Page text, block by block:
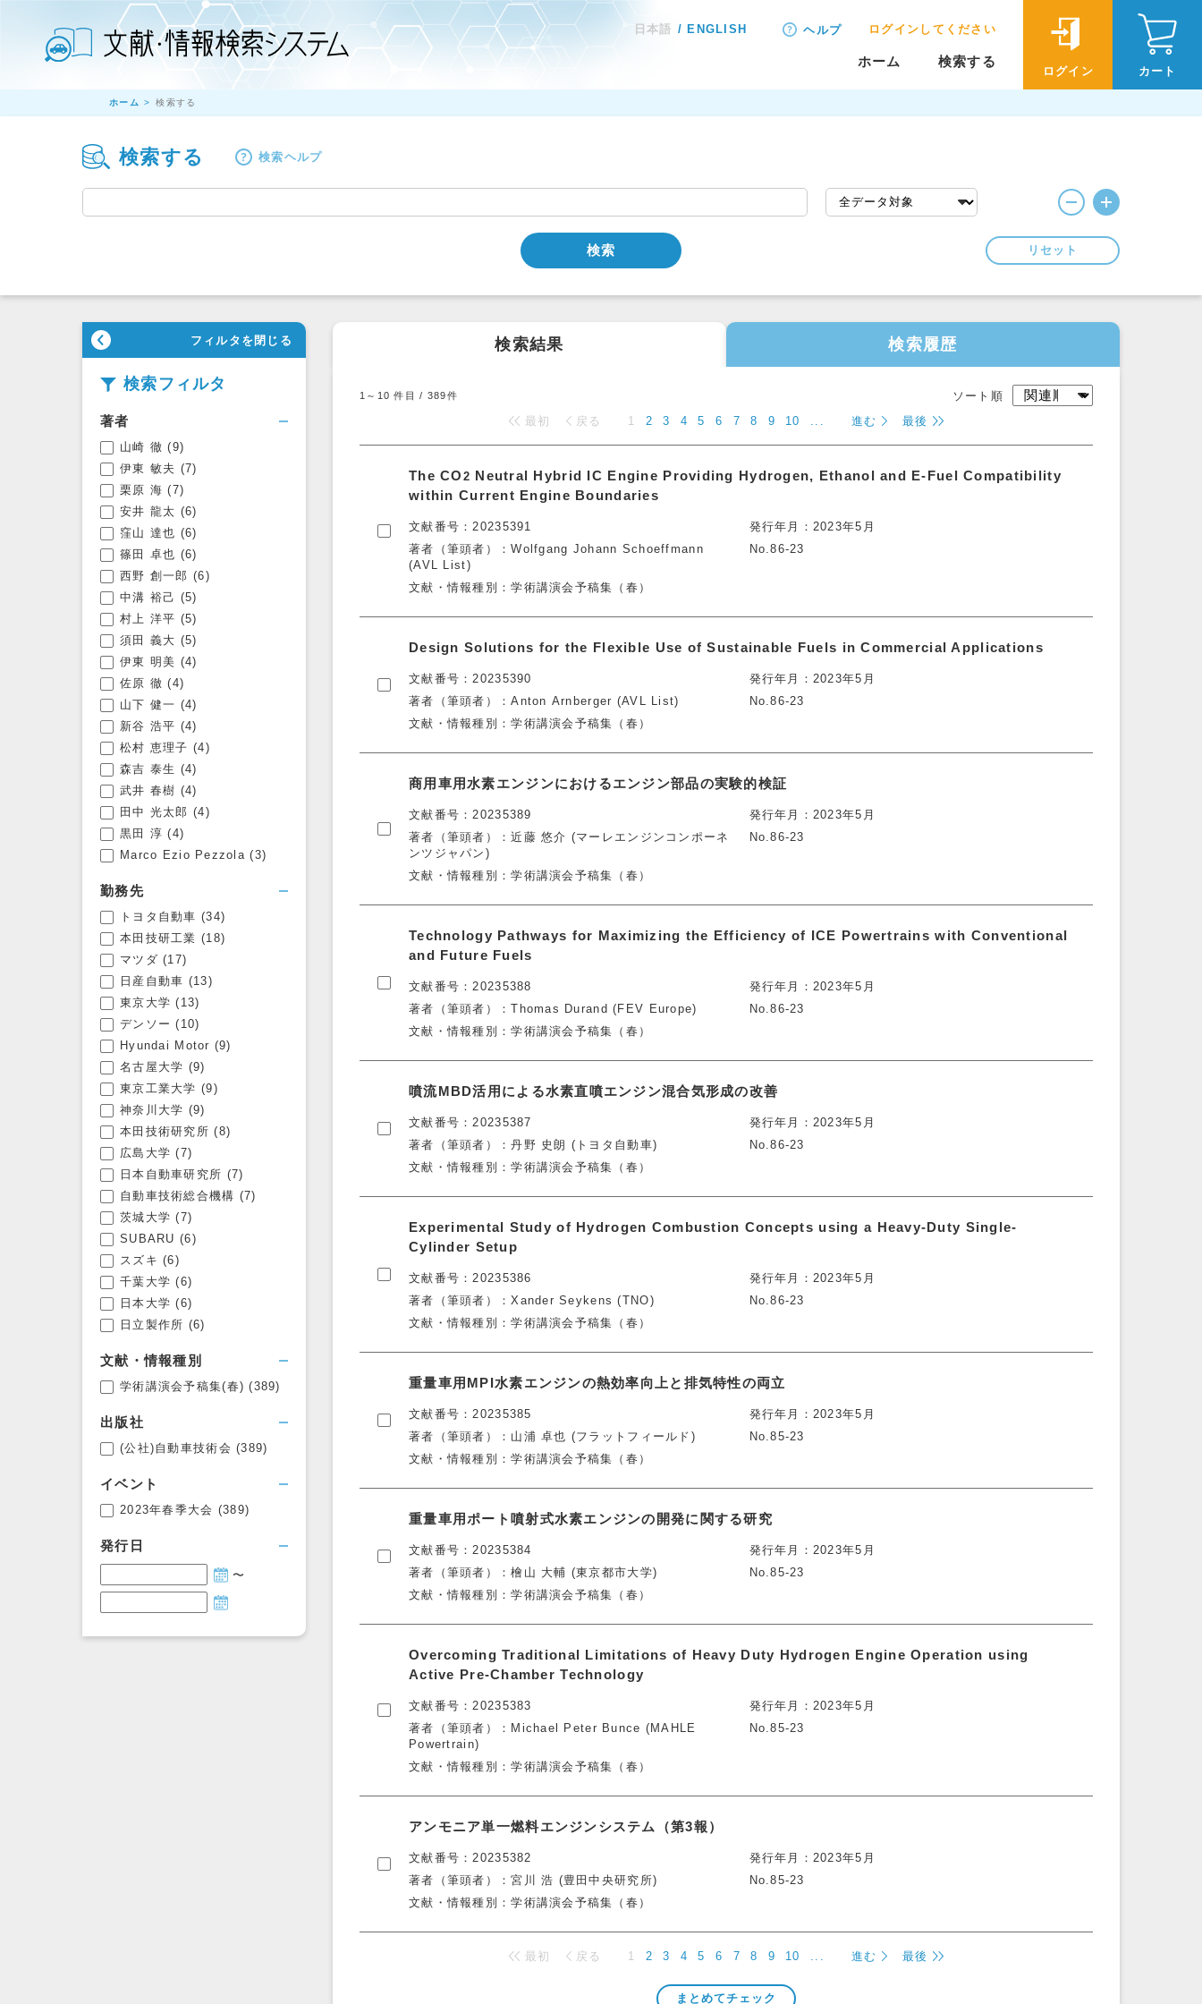
日本語 ENGLISH ヘルプ ログインしてください
ホーム 検索する
ログイン カート
ホーム 検索する
検索する 検索ヘルプ
検索 リセット
フィルタを閉じる
検索フィルタ
著者
山崎 徹 (9)
伊東 敏夫 (7)
栗原 海 (7)
安井 龍太 (6)
窪山 達也 (6)
篠田 卓也 (6)
西野 創一郎 (6)
中溝 裕己 (5)
村上 洋平 (5)
須田 義大 (5)
伊東 明美 (4)
佐原 徹 (4)
山下 健一 (4)
新谷 浩平 (4)
松村 恵理子 (4)
森吉 泰生 (4)
武井 春樹 (4)
田中 光太郎 (4)
黒田 淳 (4)
Marco Ezio Pezzola (3)
勤務先
トヨタ自動車 (34)
本田技研工業 (18)
マツダ (17)
日産自動車 (13)
東京大学 (13)
デンソー (10)
Hyundai Motor (9)
名古屋大学 (9)
東京工業大学 (9)
神奈川大学 (9)
本田技術研究所 (8)
広島大学 (7)
日本自動車研究所 (7)
自動車技術総合機構 (7)
茨城大学 (7)
SUBARU (6)
スズキ (6)
千葉大学 (6)
日本大学 (6)
日立製作所 (6)
文献・情報種別
学術講演会予稿集(春) (389)
出版社
(公社)自動車技術会 (389)
イベント
2023年春季大会 (389)
発行日
〜
フィルタを開く
検索結果 検索履歴
1～10件目 / 389件
ソート順
最初
戻る 1 2 3 4 5 6 7 8 9 10 ... 進む 最後
The CO 2 Neutral Hybrid IC Engine Providing Hydrogen, Ethanol and E-Fuel Compatibility
within Current Engine Boundaries
文献番号
20235391
著者（筆頭者）
Wolfgang Johann Schoeffmann
(AVL List)
文献・情報種別
学術講演会予稿集（春）
発行年月
2023年5月
No.86-23
Design Solutions for the Flexible Use of Sustainable Fuels in Commercial Applications
文献番号
20235390
著者（筆頭者）
Anton Arnberger (AVL List)
文献・情報種別
学術講演会予稿集（春）
発行年月
2023年5月
No.86-23
商用車用水素エンジンにおけるエンジン部品の実験的検証
文献番号
20235389
著者（筆頭者）
近藤 悠介 (マーレエンジンコンポーネ
ンツジャパン)
文献・情報種別
学術講演会予稿集（春）
発行年月
2023年5月
No.86-23
Technology Pathways for Maximizing the Efficiency of ICE Powertrains with Conventional
and Future Fuels
文献番号
20235388
著者（筆頭者）
Thomas Durand (FEV Europe)
文献・情報種別
学術講演会予稿集（春）
発行年月
2023年5月
No.86-23
噴流MBD活用による水素直噴エンジン混合気形成の改善
文献番号
20235387
著者（筆頭者）
丹野 史朗 (トヨタ自動車)
文献・情報種別
学術講演会予稿集（春）
発行年月
2023年5月
No.86-23
Experimental Study of Hydrogen Combustion Concepts using a Heavy-Duty Single-
Cylinder Setup
文献番号
20235386
著者（筆頭者）
Xander Seykens (TNO)
文献・情報種別
学術講演会予稿集（春）
発行年月
2023年5月
No.86-23
重量車用MPI水素エンジンの熱効率向上と排気特性の両立
文献番号
20235385
著者（筆頭者）
山浦 卓也 (フラットフィールド)
文献・情報種別
学術講演会予稿集（春）
発行年月
2023年5月
No.85-23
重量車用ポート噴射式水素エンジンの開発に関する研究
文献番号
20235384
著者（筆頭者）
檜山 大輔 (東京都市大学)
文献・情報種別
学術講演会予稿集（春）
発行年月
2023年5月
No.85-23
Overcoming Traditional Limitations of Heavy Duty Hydrogen Engine Operation using
Active Pre-Chamber Technology
文献番号
20235383
著者（筆頭者）
Michael Peter Bunce (MAHLE
Powertrain)
文献・情報種別
学術講演会予稿集（春）
発行年月
2023年5月
No.85-23
アンモニア単一燃料エンジンシステム（第3報）
文献番号
20235382
著者（筆頭者）
宮川 浩 (豊田中央研究所)
文献・情報種別
学術講演会予稿集（春）
発行年月
2023年5月
No.85-23
最初 戻る 1 2 3 4 5 6 7 8 9 10 ... 進む 最後